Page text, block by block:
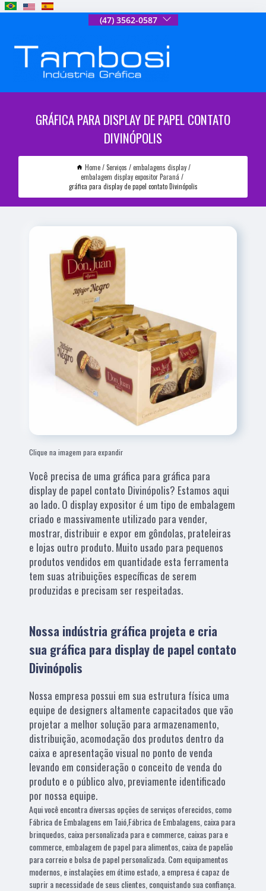
(47) 3562-0587
GRÁFICA PARA DISPLAY DE PAPEL CONTATO
DIVINÓPOLIS
Home Serviços
embalagens display
embalagem display expositor Paraná
gráfica para display de papel contato Divinópolis
Clique na imagem para expandir
Você precisa de uma gráfica para gráfica para
display de papel contato Divinópolis? Estamos aqui
ao lado. O display expositor é um tipo de embalagem
criado e massivamente utilizado para vender,
mostrar, distribuir e expor em gôndolas, prateleiras
e lojas outro produto. Muito usado para pequenos
produtos vendidos em quantidade esta ferramenta
tem suas atribuições específicas de serem
produzidas e precisam ser respeitadas.
Nossa indústria gráfica projeta e cria
sua gráfica para display de papel contato
Divinópolis
Nossa empresa possui em sua estrutura física uma
equipe de designers altamente capacitados que vão
projetar a melhor solução para armazenamento,
distribuição, acomodação dos produtos dentro da
caixa e apresentação visual no ponto de venda
levando em consideração o conceito de venda do
produto e o público alvo, previamente identificado
por nossa equipe.
Aqui você encontra diversas opções de serviços oferecidos, como
Fábrica de Embalagens em Taió,Fábrica de Embalagens, caixa para
brinquedos, caixa personalizada para e commerce, caixas para e
commerce, embalagem de papel para alimentos, caixa de papelão
para correio e bolsa de papel personalizada. Com equipamentos
modernos, e instalações em ótimo estado, a empresa é capaz de
suprir a necessidade de seus clientes, conquistando sua confiança.